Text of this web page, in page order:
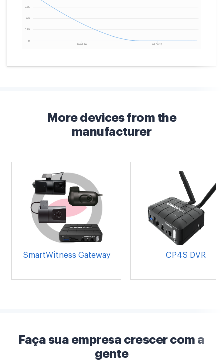
More devices from the
manufacturer
SmartWitness Gateway CP4S DVR
Faça sua empresa crescer com a
gente